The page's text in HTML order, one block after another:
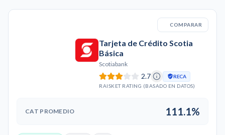
COMPARAR
Tarjeta de Crédito Scotia
Básica
Scotiabank
2.7
RECA
RAISKET RATING (BASADO EN DATOS)
CAT PROMEDIO 111.1%